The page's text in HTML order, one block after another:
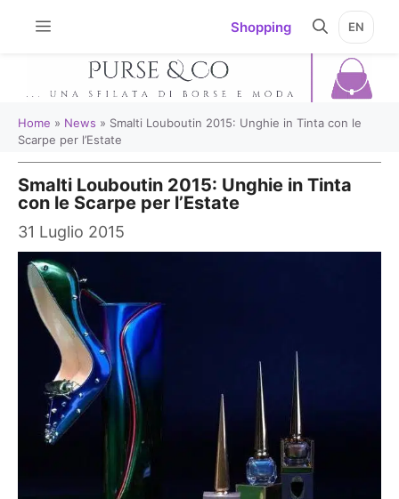
Shopping EN
Home » News » Smalti Louboutin 2015: Unghie in Tinta con le
Scarpe per l’Estate
Smalti Louboutin 2015: Unghie in Tinta
con le Scarpe per l’Estate
31 Luglio 2015